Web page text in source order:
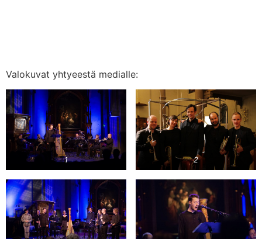
Valokuvat yhtyeestä medialle:
1 2